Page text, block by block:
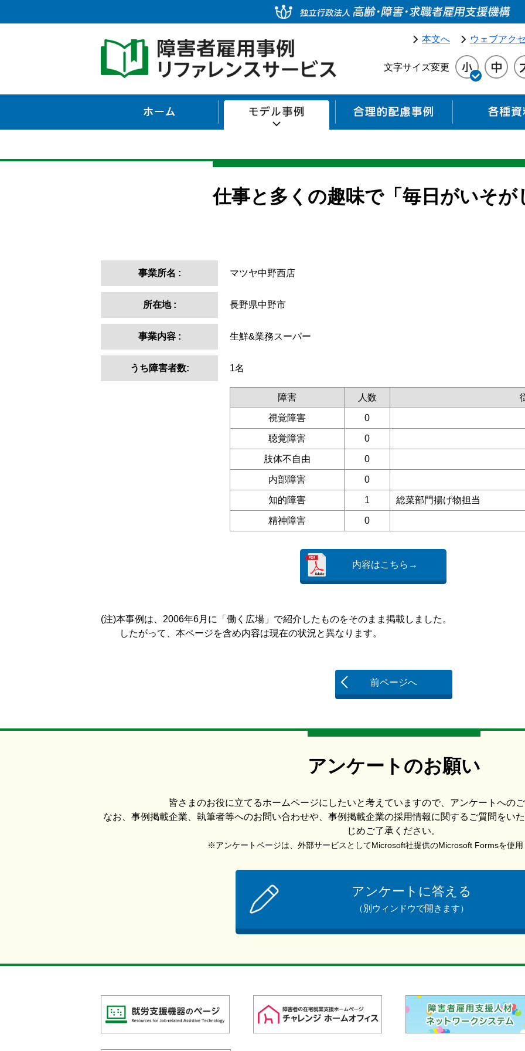
本文へ ウェブアク
文字サイズ変更
モデル事例 合理的配慮事例
仕事と多くの趣味で「毎日がいそが
事業所名 : マツヤ中野西店
所在地: 長野県中野市
事業内容: 生鮮&業務スーパー
うち障害者数: 1名
障害 人数
視覚障害 0
聴覚障害 0
肢体不自由 0
内部障害 0
知的障害 1 総菜部門揚げ物担当
精神障害 0
内容はこちら→
(注)本事例は、2006年6月に「働く広場」で紹介したものをそのまま掲載しました。
したがって、本ページを含め内容は現在の状況と異なります。
前ページへ
アンケートのお願い
皆さまのお役に立てるホームページにしたいと考えていますので、アンケートへの
なお、事例掲載企業、執筆者等へのお問い合わせや、事例掲載企業の採用情報に関するご質問をい
じめご了承ください。
※アンケートページは、外部サービスとしてMicrosoft社提供のMicrosoft Formsを使用
アンケートに答える
（別ウィンドウで開きます）